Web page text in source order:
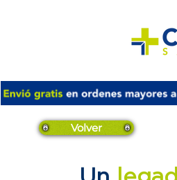
Volver